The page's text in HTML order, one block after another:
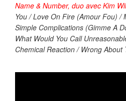
Name & Number, duo avec Kim
You / Love On Fire (Amour Fou) /
Simple Complications (Gimme A
What Would You Call
Chemical Reaction / Wrong About